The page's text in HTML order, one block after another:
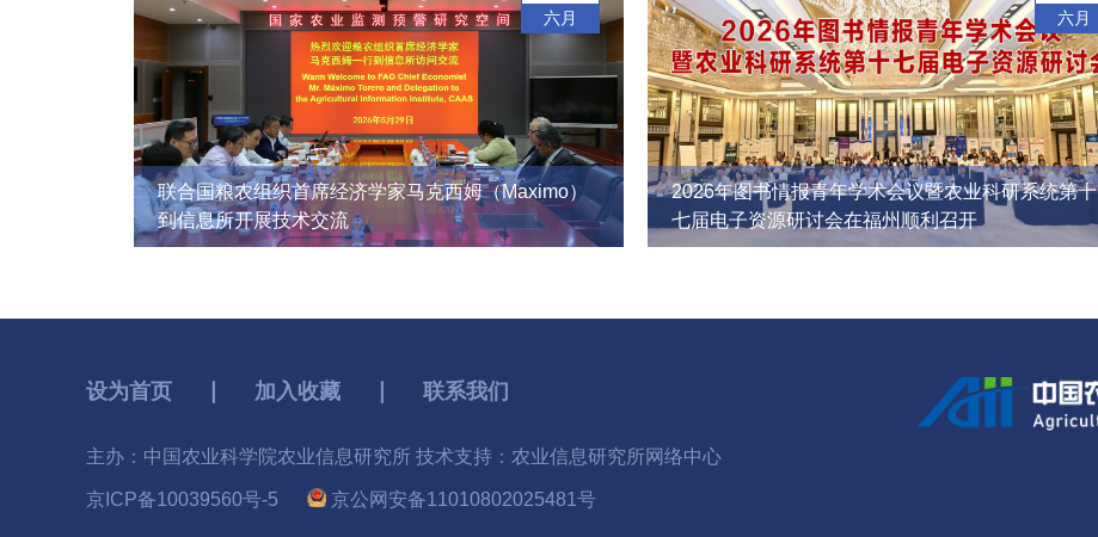
联合国粮农组织首席经济学家马克西姆（Maximo）
到信息所开展技术交流
六月
2026年图书情报青年学术会议暨农业科研系统第十
七届电子资源研讨会在福州顺利召开
六月
设为首页 加入收藏 联系我们
主办：中国农业科学院农业信息研究所 技术支持：农业信息研究所网络中心
京ICP备10039560号-5 京公网安备11010802025481号